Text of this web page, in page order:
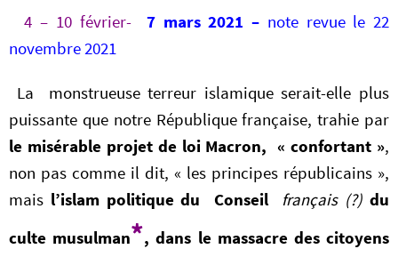
4 – 10février- 7 mars2021 – note revue le 22
novembre 2021
La monstrueuse terreur islamique serait-elle plus
puissante que notre République française, trahie par
le misérable projet de loi Macron,
« confortant »,
non pas comme il dit, « les principes républicains »,
mais l’islam politique du Conseil français (?)du
culte musulman*, dans le massacre des citoyens